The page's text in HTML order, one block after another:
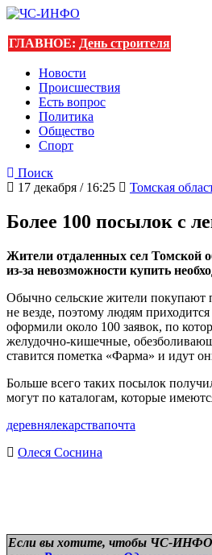
ГЛАВНОЕ: День строителя
Новости
Происшествия
Есть вопрос
Политика
Общество
Спорт
Поиск
17 декабря / 16:25
Томская
Более 100 посылок с
Жители отдаленных сел Томской
из-за невозможности купить
Обычно сельские жители покупают
не везде, поэтому людям
оформили около 100 заявок, по
желудочно-кишечные,
ставится пометка «Фарма» и идут
Больше всего таких посылок
могут по каталогам, которые
деревнялекарствапочта
Олеся Соснина
Если вы хотите, чтобы ЧС-ИНФО